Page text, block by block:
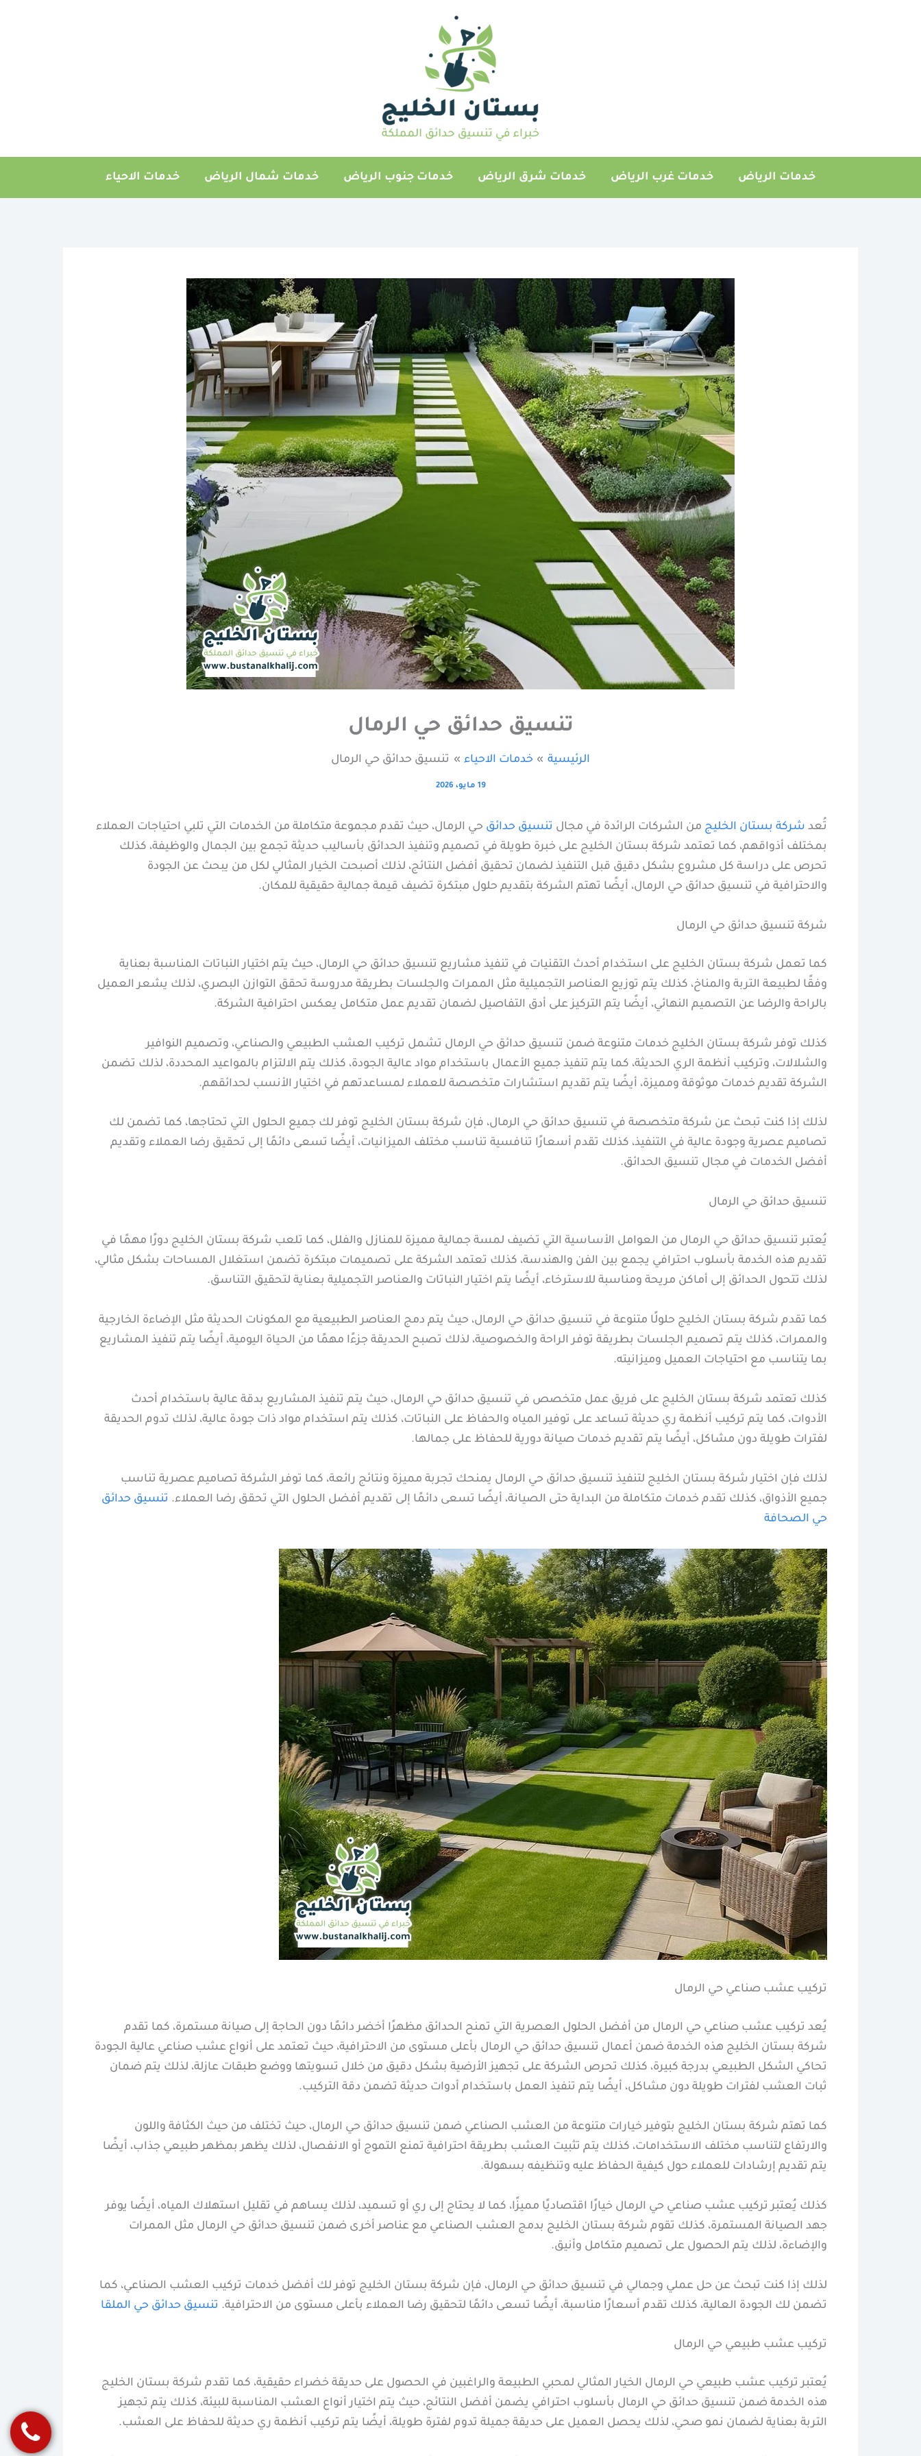
خدمات الرياض خدمات غرب الرياض خدمات شرق الرياض خدمات جنوب الرياض خدمات شمال الرياض خدمات الاحياء
تنسيق حدائق حي الرمال
الرئيسية خدمات الاحياء تنسيق حدائق حي الرمال
19 مايو، 2026
تُعد شركة بستان الخليج من الشركات الرائدة في مجال تنسيق حدائق حي الرمال، حيث تقدم مجموعة متكاملة من الخدمات التي تلبي احتياجات العملاء
بمختلف أذواقهم، كما تعتمد شركة بستان الخليج على خبرة طويلة في تصميم وتنفيذ الحدائق بأساليب حديثة تجمع بين الجمال والوظيفة، كذلك
تحرص على دراسة كل مشروع بشكل دقيق قبل التنفيذ لضمان تحقيق أفضل النتائج، لذلك أصبحت الخيار المثالي لكل من يبحث عن الجودة
والاحترافية في تنسيق حدائق حي الرمال، أيضًا تهتم الشركة بتقديم حلول مبتكرة تضيف قيمة جمالية حقيقية للمكان.
شركة تنسيق حدائق حي الرمال
كما تعمل شركة بستان الخليج على استخدام أحدث التقنيات في تنفيذ مشاريع تنسيق حدائق حي الرمال، حيث يتم اختيار النباتات المناسبة بعناية
وفقًا لطبيعة التربة والمناخ، كذلك يتم توزيع العناصر التجميلية مثل الممرات والجلسات بطريقة مدروسة تحقق التوازن البصري، لذلك يشعر العميل
بالراحة والرضا عن التصميم النهائي، أيضًا يتم التركيز على أدق التفاصيل لضمان تقديم عمل متكامل يعكس احترافية الشركة.
كذلك توفر شركة بستان الخليج خدمات متنوعة ضمن تنسيق حدائق حي الرمال تشمل تركيب العشب الطبيعي والصناعي، وتصميم النوافير
والشلالات، وتركيب أنظمة الري الحديثة، كما يتم تنفيذ جميع الأعمال باستخدام مواد عالية الجودة، كذلك يتم الالتزام بالمواعيد المحددة، لذلك تضمن
الشركة تقديم خدمات موثوقة ومميزة، أيضًا يتم تقديم استشارات متخصصة للعملاء لمساعدتهم في اختيار الأنسب لحدائقهم.
لذلك إذا كنت تبحث عن شركة متخصصة في تنسيق حدائق حي الرمال، فإن شركة بستان الخليج توفر لك جميع الحلول التي تحتاجها، كما تضمن لك
تصاميم عصرية وجودة عالية في التنفيذ، كذلك تقدم أسعارًا تنافسية تناسب مختلف الميزانيات، أيضًا تسعى دائمًا إلى تحقيق رضا العملاء وتقديم
أفضل الخدمات في مجال تنسيق الحدائق.
تنسيق حدائق حي الرمال
يُعتبر تنسيق حدائق حي الرمال من العوامل الأساسية التي تضيف لمسة جمالية مميزة للمنازل والفلل، كما تلعب شركة بستان الخليج دورًا مهمًا في
تقديم هذه الخدمة بأسلوب احترافي يجمع بين الفن والهندسة، كذلك تعتمد الشركة على تصميمات مبتكرة تضمن استغلال المساحات بشكل مثالي،
لذلك تتحول الحدائق إلى أماكن مريحة ومناسبة للاسترخاء، أيضًا يتم اختيار النباتات والعناصر التجميلية بعناية لتحقيق التناسق.
كما تقدم شركة بستان الخليج حلولًا متنوعة في تنسيق حدائق حي الرمال، حيث يتم دمج العناصر الطبيعية مع المكونات الحديثة مثل الإضاءة الخارجية
والممرات، كذلك يتم تصميم الجلسات بطريقة توفر الراحة والخصوصية، لذلك تصبح الحديقة جزءًا مهمًا من الحياة اليومية، أيضًا يتم تنفيذ المشاريع
بما يتناسب مع احتياجات العميل وميزانيته.
كذلك تعتمد شركة بستان الخليج على فريق عمل متخصص في تنسيق حدائق حي الرمال، حيث يتم تنفيذ المشاريع بدقة عالية باستخدام أحدث
الأدوات، كما يتم تركيب أنظمة ري حديثة تساعد على توفير المياه والحفاظ على النباتات، كذلك يتم استخدام مواد ذات جودة عالية، لذلك تدوم الحديقة
لفترات طويلة دون مشاكل، أيضًا يتم تقديم خدمات صيانة دورية للحفاظ على جمالها.
لذلك فإن اختيار شركة بستان الخليج لتنفيذ تنسيق حدائق حي الرمال يمنحك تجربة مميزة ونتائج رائعة، كما توفر الشركة تصاميم عصرية تناسب
جميع الأذواق، كذلك تقدم خدمات متكاملة من البداية حتى الصيانة، أيضًا تسعى دائمًا إلى تقديم أفضل الحلول التي تحقق رضا العملاء. تنسيق حدائق
حي الصحافة
تركيب عشب صناعي حي الرمال
يُعد تركيب عشب صناعي حي الرمال من أفضل الحلول العصرية التي تمنح الحدائق مظهرًا أخضر دائمًا دون الحاجة إلى صيانة مستمرة، كما تقدم
شركة بستان الخليج هذه الخدمة ضمن أعمال تنسيق حدائق حي الرمال بأعلى مستوى من الاحترافية، حيث تعتمد على أنواع عشب صناعي عالية الجودة
تحاكي الشكل الطبيعي بدرجة كبيرة، كذلك تحرص الشركة على تجهيز الأرضية بشكل دقيق من خلال تسويتها ووضع طبقات عازلة، لذلك يتم ضمان
ثبات العشب لفترات طويلة دون مشاكل، أيضًا يتم تنفيذ العمل باستخدام أدوات حديثة تضمن دقة التركيب.
كما تهتم شركة بستان الخليج بتوفير خيارات متنوعة من العشب الصناعي ضمن تنسيق حدائق حي الرمال، حيث تختلف من حيث الكثافة واللون
والارتفاع لتناسب مختلف الاستخدامات، كذلك يتم تثبيت العشب بطريقة احترافية تمنع التموج أو الانفصال، لذلك يظهر بمظهر طبيعي جذاب، أيضًا
يتم تقديم إرشادات للعملاء حول كيفية الحفاظ عليه وتنظيفه بسهولة.
كذلك يُعتبر تركيب عشب صناعي حي الرمال خيارًا اقتصاديًا مميزًا، كما لا يحتاج إلى ري أو تسميد، لذلك يساهم في تقليل استهلاك المياه، أيضًا يوفر
جهد الصيانة المستمرة، كذلك تقوم شركة بستان الخليج بدمج العشب الصناعي مع عناصر أخرى ضمن تنسيق حدائق حي الرمال مثل الممرات
والإضاءة، لذلك يتم الحصول على تصميم متكامل وأنيق.
لذلك إذا كنت تبحث عن حل عملي وجمالي في تنسيق حدائق حي الرمال، فإن شركة بستان الخليج توفر لك أفضل خدمات تركيب العشب الصناعي، كما
تضمن لك الجودة العالية، كذلك تقدم أسعارًا مناسبة، أيضًا تسعى دائمًا لتحقيق رضا العملاء بأعلى مستوى من الاحترافية. تنسيق حدائق حي الملقا
تركيب عشب طبيعي حي الرمال
يُعتبر تركيب عشب طبيعي حي الرمال الخيار المثالي لمحبي الطبيعة والراغبين في الحصول على حديقة خضراء حقيقية، كما تقدم شركة بستان الخليج
هذه الخدمة ضمن تنسيق حدائق حي الرمال بأسلوب احترافي يضمن أفضل النتائج، حيث يتم اختيار أنواع العشب المناسبة للبيئة، كذلك يتم تجهيز
التربة بعناية لضمان نمو صحي، لذلك يحصل العميل على حديقة جميلة تدوم لفترة طويلة، أيضًا يتم تركيب أنظمة ري حديثة للحفاظ على العشب.